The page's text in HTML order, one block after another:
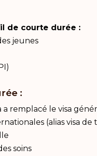
de courte durée :
jeunes
:
a remplacé le visa
(alias visa
soins